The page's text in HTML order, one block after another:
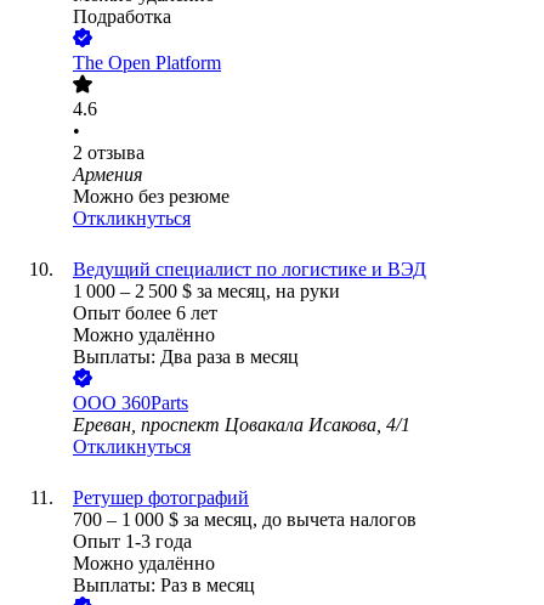
Подработка
The Open Platform
4.6
•
2 отзыва
Армения
Можно без резюме
Откликнуться
Ведущий специалист по логистике и ВЭД
1 000 – 2 500 $ за месяц, на руки
Опыт более 6 лет
Можно удалённо
Выплаты: Два раза в месяц
ООО 360Parts
Ереван, проспект Цовакала Исакова, 4/1
Откликнуться
Ретушер фотографий
700 – 1 000 $ за месяц, до вычета налогов
Опыт 1-3 года
Можно удалённо
Выплаты: Раз в месяц